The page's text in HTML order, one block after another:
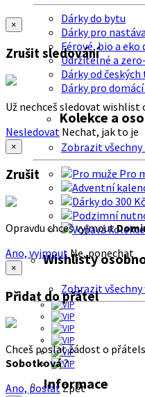
Dárky do bytu
Dárky pro
Férové, bio a eko
Udržitelné a
Dárky od
Dárky pro
Kolekce a
Zobrazit všechny
Pro
Wishlisty
Zobrazit
Informace
×
Zrušit sledování
Už nechceš sledovat wishlist
Nesledovat Nechat, jak to je
×
Zrušit
Opravdu chceš vyjmout
Ano, vyjmout Ne, ponechat
×
Přidat do přátel
Chceš poslat žádost o
Sobotková?
Ano, poslatZpět